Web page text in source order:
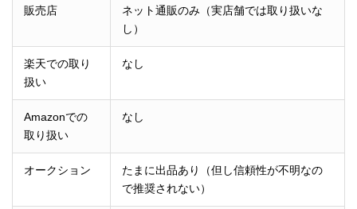
販売店
ネット通販のみ（実店舗では取り扱いな
し）
楽天での取り
扱い
なし
Amazonでの
取り扱い
なし
オークション
たまに出品あり（但し信頼性が不明なの
で推奨されない）